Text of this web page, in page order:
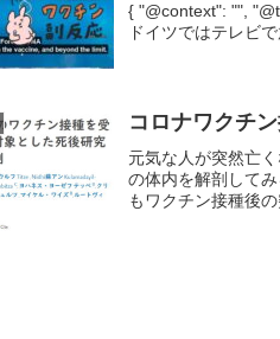
{ "@context": "",
ドイツではテレビ
コロナワクチ
元気な人が突然亡
の体内を解剖して
もワクチン接種後